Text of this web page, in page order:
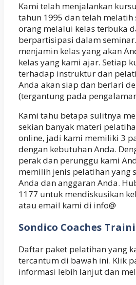
Kami telah menjalankan
tahun 1995 dan telah melatih
orang melalui kelas terbuka
berpartisipasi dalam
menjamin kelas yang akan
kelas yang kami ajar. Setiap
terhadap instruktur dan
Anda akan siap dan berlari
(tergantung pada
Kami tahu betapa sulitnya
sekian banyak materi
online, jadi kami memiliki 3
dengan kebutuhan Anda.
perak dan perunggu kami
memilih jenis pelatihan yang
Anda dan anggaran Anda.
1177 untuk mendiskusikan
atau email kami di info@
Sondico Coaches
Daftar paket pelatihan yang
tercantum di bawah ini. Klik
informasi lebih lanjut dan